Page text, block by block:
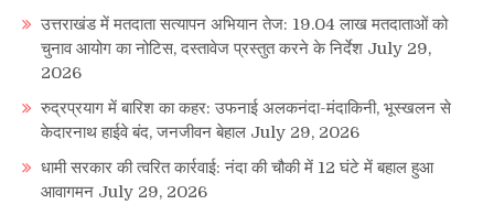
उत्तराखंड में मतदाता सत्यापन अभियान तेज: 19.04 लाख मतदाताओं को
चुनाव आयोग का नोटिस, दस्तावेज प्रस्तुत करने के निर्देश July 29,
2026
रुद्रप्रयाग में बारिश का कहर: उफनाई अलकनंदा-मंदाकिनी, भूस्खलन से
केदारनाथ हाईवे बंद, जनजीवन बेहाल July 29, 2026
धामी सरकार की त्वरित कार्रवाई: नंदा की चौकी में 12 घंटे में बहाल हुआ
आवागमन July 29, 2026